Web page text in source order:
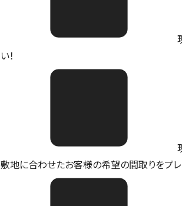
い！
敷地に合わせたお客様の希望の間取りをプレ